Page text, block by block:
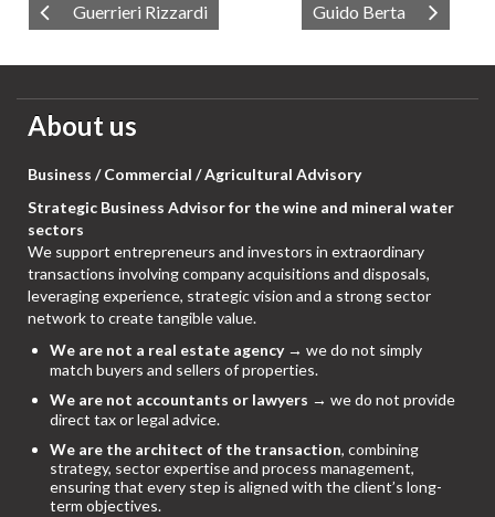
Guerrieri Rizzardi Guido Berta
About us
Business / Commercial / Agricultural Advisory
Strategic Business Advisor for the wine and mineral water
sectors
We support entrepreneurs and investors in extraordinary
transactions involving company acquisitions and disposals,
leveraging experience, strategic vision and a strong sector
network to create tangible value.
We are not a real estate agency→ we do not simply
match buyers and sellers of properties.
We are not accountants or lawyers → we do not provide
direct tax or legal advice.
We are the architect of the transaction, combining
strategy, sector expertise and process management,
ensuring that every step is aligned with the client’s long-
term objectives.